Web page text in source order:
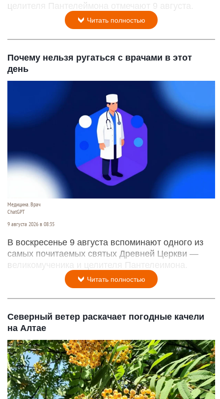
целителя Пантелеймона отмечают 9 августа.
Читать полностью
Почему нельзя ругаться с врачами в этот
день
Медицина. Врач
ChatGPT
9 августа 2026 в 08:35
В воскресенье 9 августа вспоминают одного из
самых почитаемых святых Древней Церкви —
великомученика и целителя Пантелеимона.
Читать полностью
Северный ветер раскачает погодные качели
на Алтае